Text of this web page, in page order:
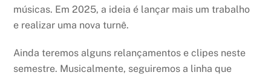
músicas. Em 2025, a ideia é lançar mais um trabalho
e realizar uma nova turnê.
Ainda teremos alguns relançamentos e clipes neste
semestre. Musicalmente, seguiremos a linha que